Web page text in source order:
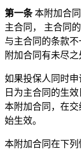
第一条本附加合
主合同， 主合同
与主合同的条款
附加合同有未尽之
如果投保人同时
日为主合同的生
本附加合同，在
始生效。
本附加合同在下列